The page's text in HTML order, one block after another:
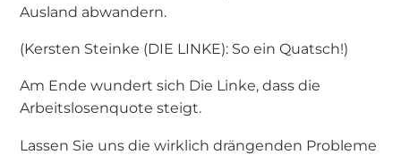
Ausland abwandern.
(Kersten Steinke (DIE LINKE): So ein Quatsch!)
Am Ende wundert sich Die Linke, dass die
Arbeitslosenquote steigt.
Lassen Sie uns die wirklich drängenden Probleme